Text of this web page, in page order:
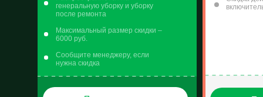
генеральную уборку и уборку
после ремонта
Максимальный размер скидки –
6000 руб.
Cообщите менеджеру, если
нужна скидка